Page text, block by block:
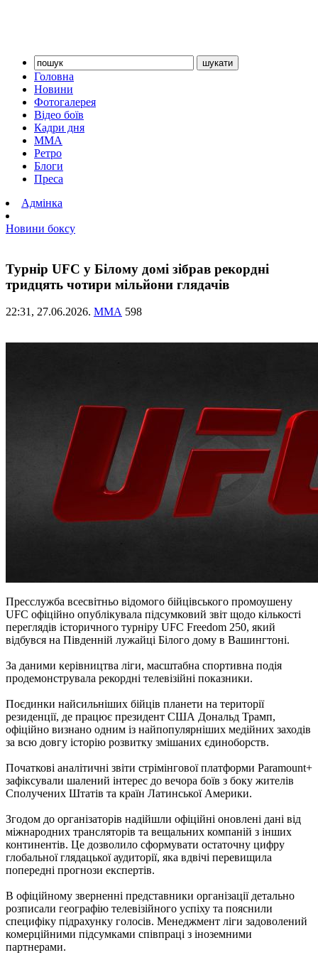
Головна
Новини
Фотогалерея
Відео боїв
Кадри дня
ММА
Ретро
Блоги
Преса
Адмінка
Новини боксу
Турнір UFC у Білому домі зібрав рекордні
тридцять чотири мільйони глядачів
22:31, 27.06.2026. ММА 598
Пресслужба всесвітньо відомого бійцівського промоушену
UFC офіційно опублікувала підсумковий звіт щодо кількості
переглядів історичного турніру UFC Freedom 250, який
відбувся на Південній лужайці Білого дому в Вашингтоні.
За даними керівництва ліги, масштабна спортивна подія
продемонструвала рекордні телевізійні показники.
Поєдинки найсильніших бійців планети на території
резиденції, де працює президент США Дональд Трамп,
офіційно визнано одним із найпопулярніших медійних заходів
за всю довгу історію розвитку змішаних єдиноборств.
Початкові аналітичні звіти стрімінгової платформи Paramount+
зафіксували шалений інтерес до вечора боїв з боку жителів
Сполучених Штатів та країн Латинської Америки.
Згодом до організаторів надійшли офіційні оновлені дані від
міжнародних трансляторів та вещальних компаній з інших
континентів. Це дозволило сформувати остаточну цифру
глобальної глядацької аудиторії, яка вдвічі перевищила
попередні прогнози експертів.
В офіційному зверненні представники організації детально
розписали географію телевізійного успіху та пояснили
специфіку підрахунку голосів. Менеджмент ліги задоволений
комерційними підсумками співпраці з іноземними
партнерами.